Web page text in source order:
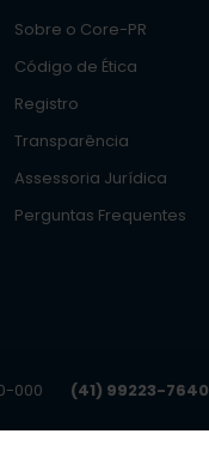
Sobre o Core-PR
Código de Ética
Registro
Transparência
Assessoria Jurídica
Perguntas Frequentes
000 (41) 99223-7640